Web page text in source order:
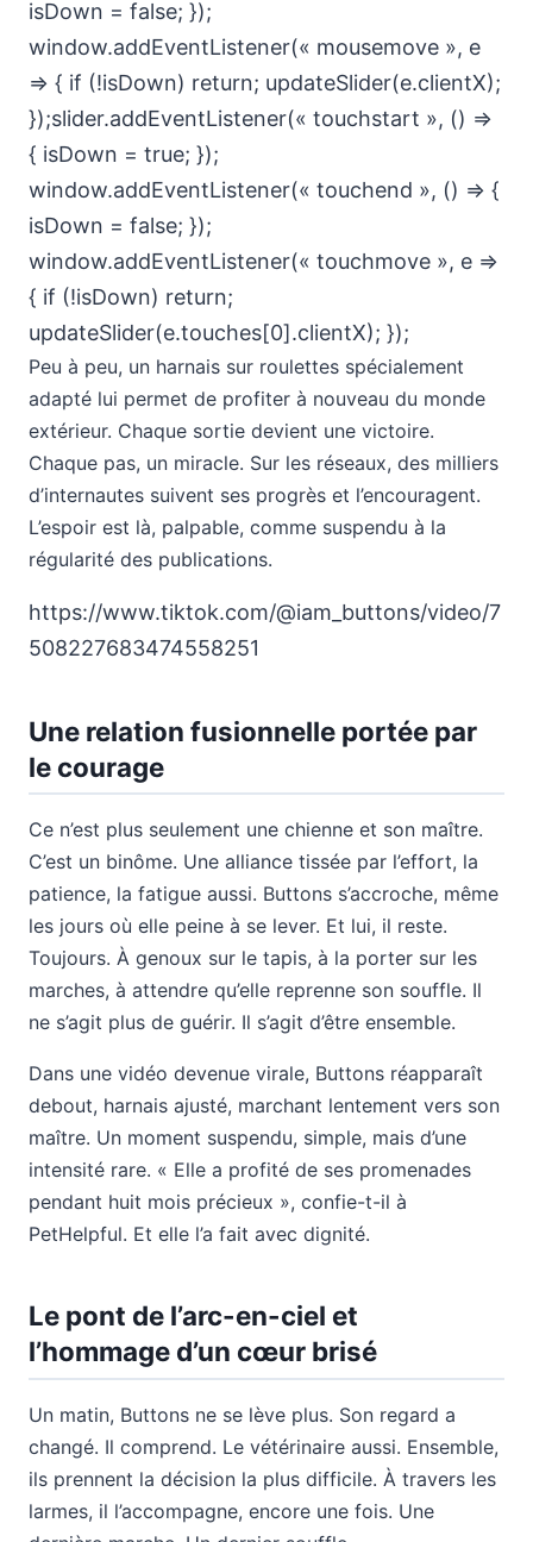
isDown = false; });
window.addEventListener(« mousemove », e
=> { if (!isDown) return; updateSlider(e.clientX);
});slider.addEventListener(« touchstart », () =>
{ isDown = true; });
window.addEventListener(« touchend », () => {
isDown = false; });
window.addEventListener(« touchmove », e =>
{ if (!isDown) return;
updateSlider(e.touches[0].clientX); });
Peu à peu, un harnais sur roulettes spécialement
adapté lui permet de profiter à nouveau du monde
extérieur. Chaque sortie devient une victoire.
Chaque pas, un miracle. Sur les réseaux, des milliers
d’internautes suivent ses progrès et l’encouragent.
L’espoir est là, palpable, comme suspendu à la
régularité des publications.
https://www.tiktok.com/@iam_buttons/video/7
508227683474558251
Une relation fusionnelle portée par
le courage
Ce n’est plus seulement une chienne et son maître.
C’est un binôme. Une alliance tissée par l’effort, la
patience, la fatigue aussi. Buttons s’accroche, même
les jours où elle peine à se lever. Et lui, il reste.
Toujours. À genoux sur le tapis, à la porter sur les
marches, à attendre qu’elle reprenne son souffle. Il
ne s’agit plus de guérir. Il s’agit d’être ensemble.
Dans une vidéo devenue virale, Buttons réapparaît
debout, harnais ajusté, marchant lentement vers son
maître. Un moment suspendu, simple, mais d’une
intensité rare. « Elle a profité de ses promenades
pendant huit mois précieux », confie-t-il à
PetHelpful. Et elle l’a fait avec dignité.
Le pont de l’arc-en-ciel et
l’hommage d’un cœur brisé
Un matin, Buttons ne se lève plus. Son regard a
changé. Il comprend. Le vétérinaire aussi. Ensemble,
ils prennent la décision la plus difficile. À travers les
larmes, il l’accompagne, encore une fois. Une